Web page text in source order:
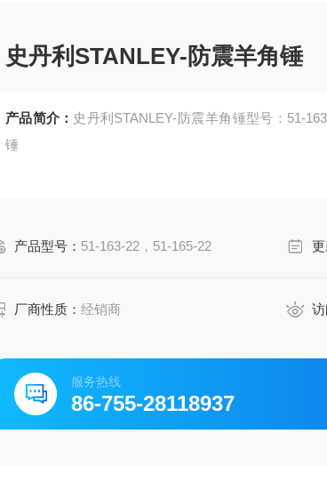
史丹利STANLEY-防震羊角锤
产品简介： 史丹利STANLEY-防震羊角锤型号：51-
锤
产品型号： 51-163-22，51-165-22 更
厂商性质：经销商 访
服务热线
86-755-28118937